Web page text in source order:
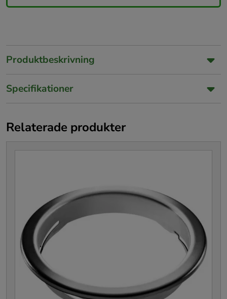
Produktbeskrivning
Specifikationer
Relaterade produkter